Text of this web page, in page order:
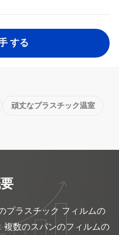
する
頑丈なプラスチック温室
プラスチック フィルムの
複数のスパンのフィルムの